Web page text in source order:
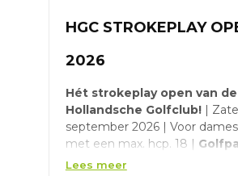
HGC STROKEPLAY
2026
Hét strokeplay open van de
Hollandsche Golfclub! |
september 2026 | Voor
met een max. hcp. 18 |
Loonsche Duynen
Lees meer